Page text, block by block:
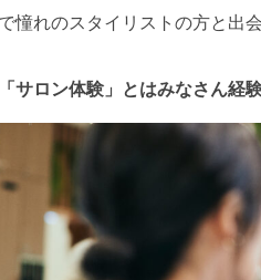
憧れのスタイリストの方と出
ロン体験」とはみなさん経